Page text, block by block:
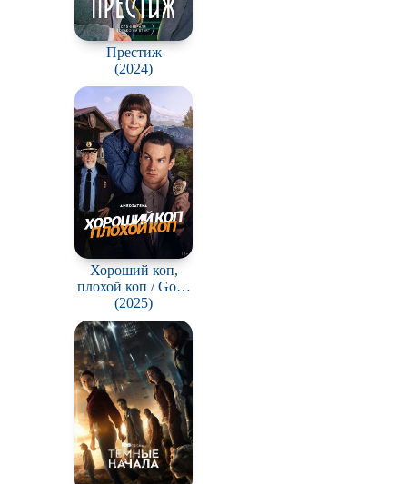
Престиж
(2024)
Хороший коп,
плохой коп / Good
Cop/Bad Cop
(2025)